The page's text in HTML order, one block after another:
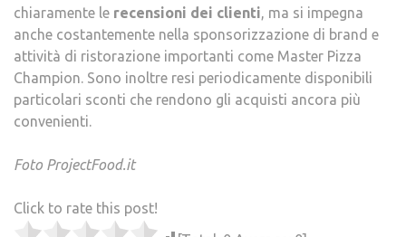
chiaramente le recensioni dei clienti , ma si impegna
anche costantemente nella sponsorizzazione di brand e
attività di ristorazione importanti come Master Pizza
Champion. Sono inoltre resi periodicamente disponibili
particolari sconti che rendono gli acquisti ancora più
convenienti.
Foto ProjectFood.it
Click to rate this post!